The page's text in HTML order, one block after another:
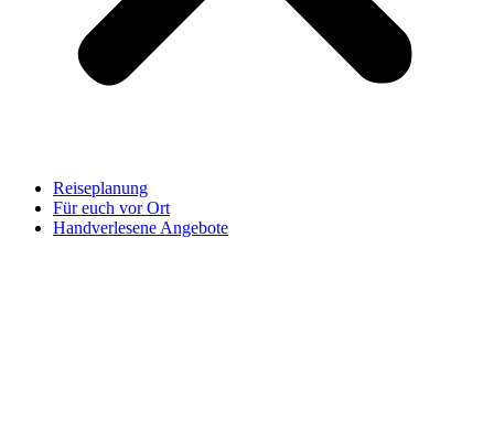
Reiseplanung
Für euch vor Ort
Handverlesene Angebote